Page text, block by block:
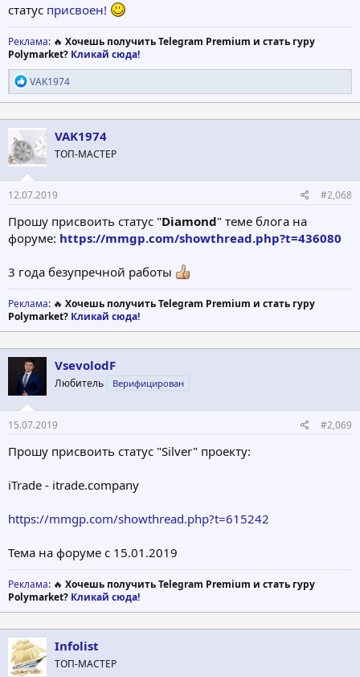
статус присвоен!
Реклама: 🔥 Хочешь получить Telegram Premium и стать гуру
Polymarket? Кликай сюда!
Р
е
а
к
ц
и
и
:
VAK1974
VAK1974
ТОП-МАСТЕР
12.07.2019 #2,068
Прошу присвоить статус "Diamond" теме блога на
форуме: https://mmgp.com/showthread.php?t=436080
3 года безупречной работы
Реклама: 🔥 Хочешь получить Telegram Premium и стать гуру
Polymarket? Кликай сюда!
VsevolodF
Любитель Верифицирован
15.07.2019 #2,069
Прошу присвоить статус "Silver" проекту:
iTrade - itrade.company
https://mmgp.com/showthread.php?t=615242
Тема на форуме с 15.01.2019
Реклама: 🔥 Хочешь получить Telegram Premium и стать гуру
Polymarket? Кликай сюда!
Infolist
ТОП-МАСТЕР